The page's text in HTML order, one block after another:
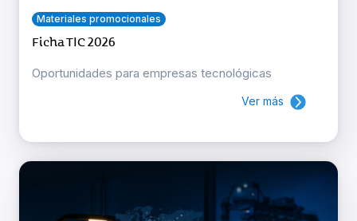
Materiales promocionales
Ficha TIC 2026
Oportunidades para empresas tecnológicas
Ver más